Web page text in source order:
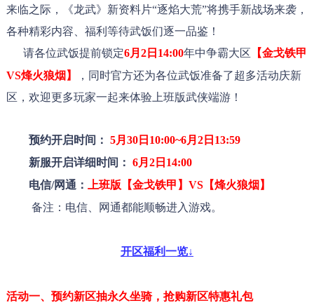
来临之际，《龙武》新资料片“逐焰大荒”将携手新战场来袭，
各种精彩内容、福利等待武饭们逐一品鉴！
请各位武饭提前锁定6月2日14:00年中争霸大区 【金戈铁甲
VS烽火狼烟】
，同时官方还为各位武饭准备了超多活动庆新
区，欢迎更多玩家一起来体验上班版武侠端游！
预约开启时间： 5月30日10:00~6月2日13:59
新服开启详细时间： 6月2日14:00
电信/网通：
上班版【金戈铁甲 】VS【烽火狼烟 】
备注：电信、网通都能顺畅进入游戏。
开区福利一览↓
活动一、预约新区抽永久坐骑，抢购新区特惠礼包